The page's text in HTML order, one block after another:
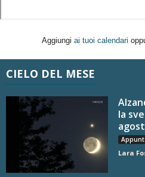
Aggiungi ai tuoi calendari
CIELO DEL MESE
la
Lara